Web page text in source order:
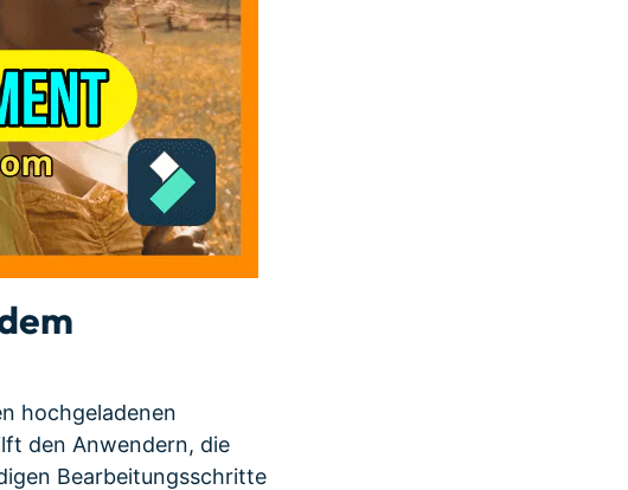
hochgeladenen
den Anwendern, die
Bearbeitungsschritte